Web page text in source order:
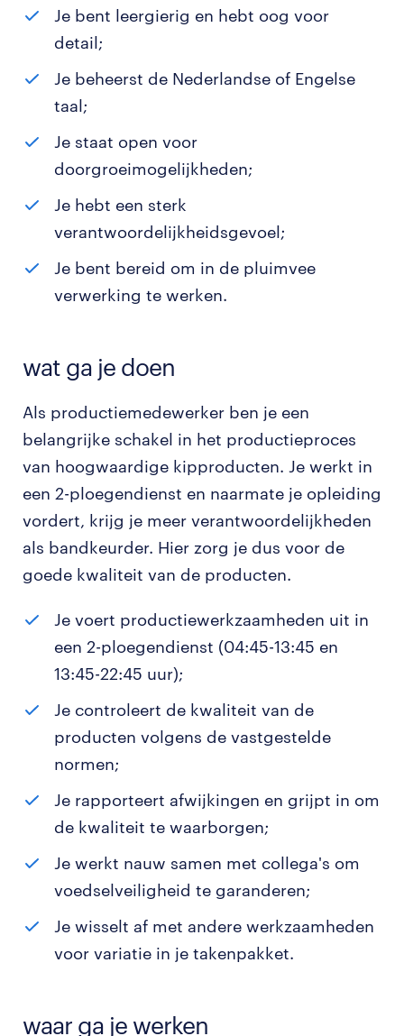
Je bent leergierig en hebt oog voor
detail;
Je beheerst de Nederlandse of Engelse
taal;
Je staat open voor
doorgroeimogelijkheden;
Je hebt een sterk
verantwoordelijkheidsgevoel;
Je bent bereid om in de pluimvee
verwerking te werken.
wat ga je doen
Als productiemedewerker ben je een
belangrijke schakel in het productieproces
van hoogwaardige kipproducten. Je werkt in
een 2-ploegendienst en naarmate je opleiding
vordert, krijg je meer verantwoordelijkheden
als bandkeurder. Hier zorg je dus voor de
goede kwaliteit van de producten.
Je voert productiewerkzaamheden uit in
een 2-ploegendienst (04:45-13:45 en
13:45-22:45 uur);
Je controleert de kwaliteit van de
producten volgens de vastgestelde
normen;
Je rapporteert afwijkingen en grijpt in om
de kwaliteit te waarborgen;
Je werkt nauw samen met collega's om
voedselveiligheid te garanderen;
Je wisselt af met andere werkzaamheden
voor variatie in je takenpakket.
waar ga je werken